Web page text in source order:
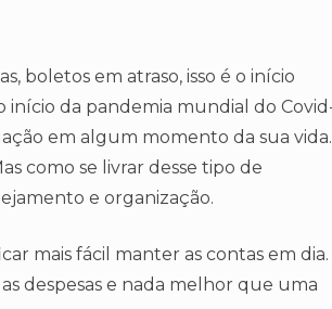
boletos em atraso, isso é o início
início da pandemia mundial do
em algum momento da sua vida.
como se livrar desse tipo de
e organização.
mais fácil manter as contas em dia.
despesas e nada melhor que uma